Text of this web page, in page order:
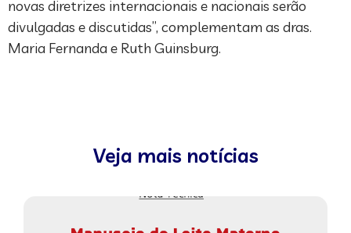
novas diretrizes internacionais e nacionais serão
divulgadas e discutidas”, complementam as dras.
Maria Fernanda e Ruth Guinsburg.
Veja mais notícias